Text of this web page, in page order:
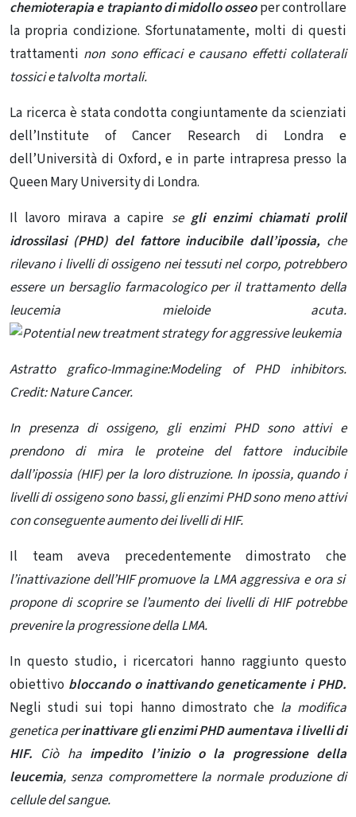
chemioterapia e trapianto di midollo osseoper controllare
la propria condizione. Sfortunatamente, molti di questi
trattamenti non sono efficaci e causano effetti collaterali
tossici e talvolta mortali.
La ricerca è stata condotta congiuntamente da scienziati
dell’Institute of Cancer Research di Londra e
dell’Università di Oxford, e in parte intrapresa presso la
Queen Mary University di Londra.
Il lavoro mirava a capire se gli enzimi chiamati prolil
idrossilasi (PHD) del fattore inducibile dall’ipossia, che
rilevano i livelli di ossigeno nei tessuti nel corpo, potrebbero
essere un bersaglio farmacologico per il trattamento della
leucemia mieloide acuta.
Astratto grafico-Immagine:Modeling of PHD inhibitors.
Credit: Nature Cancer.
In presenza di ossigeno, gli enzimi PHD sono attivi e
prendono di mira le proteine ​​del fattore inducibile
dall’ipossia (HIF) per la loro distruzione. In ipossia, quando i
livelli di ossigeno sono bassi, gli enzimi PHD sono meno attivi
con conseguente aumento dei livelli di HIF.
Il team aveva precedentemente dimostrato che
l’inattivazione dell’HIF promuove la LMA aggressiva e ora si
propone di scoprire se l’aumento dei livelli di HIF potrebbe
prevenire la progressione della LMA.
In questo studio, i ricercatori hanno raggiunto questo
obiettivo bloccando o inattivando geneticamente i PHD.
Negli studi sui topi hanno dimostrato che la modifica
genetica per inattivare gli enzimi PHD aumentava i livelli di
HIF. Ciò ha impedito l’inizio o la progressione della
leucemia, senza compromettere la normale produzione di
cellule del sangue.